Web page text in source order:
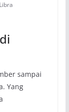
sampai
Yang